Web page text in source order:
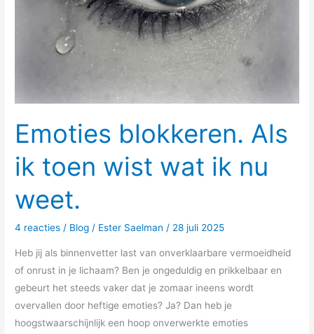
Emoties blokkeren. Als
ik toen wist wat ik nu
weet.
4 reacties / Blog / Ester Saelman/ 28 juli 2025
Heb jij als binnenvetter last van onverklaarbare vermoeidheid
of onrust in je lichaam? Ben je ongeduldig en prikkelbaar en
gebeurt het steeds vaker dat je zomaar ineens wordt
overvallen door heftige emoties? Ja? Dan heb je
hoogstwaarschijnlijk een hoop onverwerkte emoties